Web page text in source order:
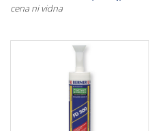
cena ni vidna